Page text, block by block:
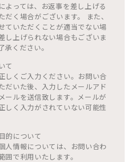
よっては、お返事を差し上げる
だく場合がございます。 また、
ていただくことが適当でない場
し上げられない場合もございま
ください。
て
しくご入力ください。お問い合
だいた後、入力したメールアド
ールを送信致します。メールが
しく入力がされていない可能性
的について
人情報については、お問い合わ
囲で利用いたします。